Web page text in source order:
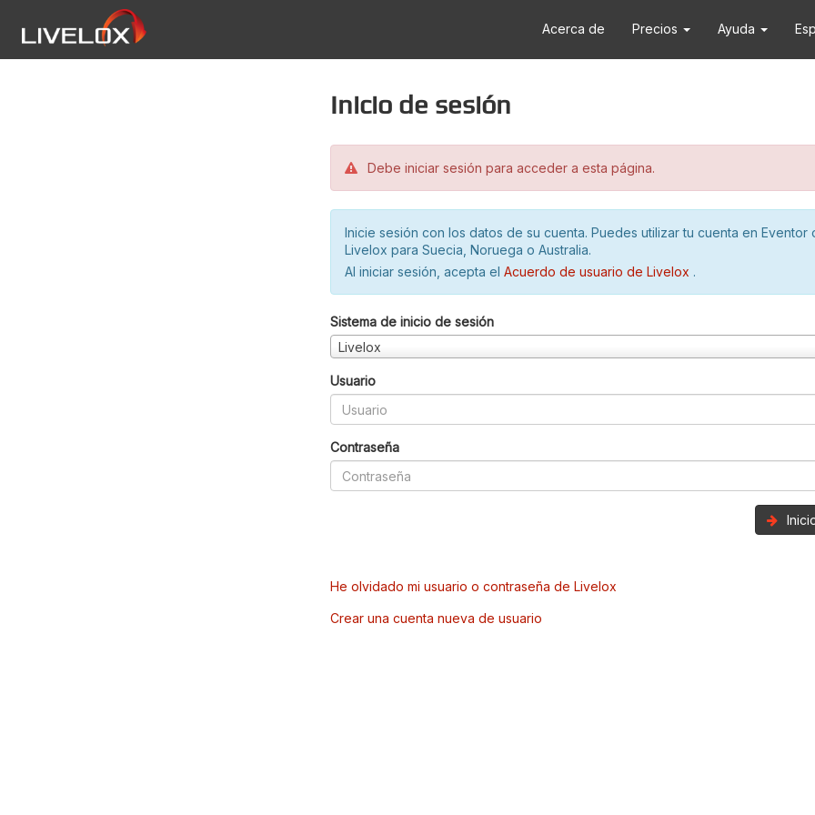
Acerca de Precios Ayuda
Inicio de sesión
Debe iniciar sesión para acceder a esta página.
Inicie sesión con los datos de su cuenta. Puedes utilizar tu cuenta en Eventor
Livelox para Suecia, Noruega o Australia.
Al iniciar sesión, acepta el Acuerdo de usuario de Livelox .
Sistema de inicio de sesión
Livelox
Usuario
Contraseña
He olvidado mi usuario o contraseña de Livelox
Crear una cuenta nueva de usuario